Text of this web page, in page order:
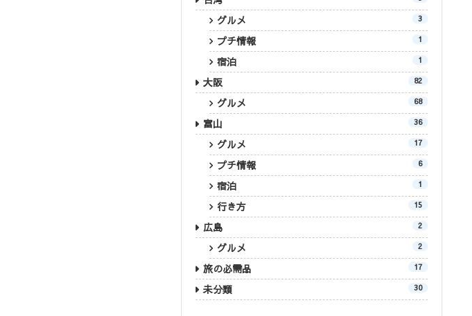
グルメ 3
プチ情報 1
宿泊 1
大阪 82
グルメ 68
富山 36
グルメ 17
プチ情報 6
宿泊 1
行き方 15
広島 2
グルメ 2
旅の必需品 17
未分類 30